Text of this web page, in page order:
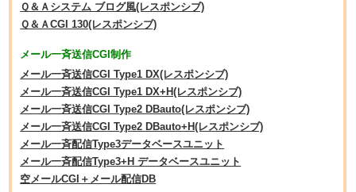
Ｑ＆Ａシステム ブログ風(レスポンシブ)
Ｑ＆ＡCGI 130(レスポンシブ)
メール一斉送信CGI制作
メール一斉送信CGI Type1 DX(レスポンシブ)
メール一斉送信CGI Type1 DX+H(レスポンシブ)
メール一斉送信CGI Type2 DBauto(レスポンシブ)
メール一斉送信CGI Type2 DBauto+H(レスポンシブ)
メール一斉配信Type3データベースユニット
メール一斉配信Type3+H データベースユニット
空メールCGI＋メール配信DB